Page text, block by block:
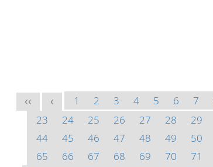
<< < 1 2 3 4 5 6 7
23
24 25 26 27 28 29
44
45 46 47 48 49 50
65
66 67 68 69 70 71